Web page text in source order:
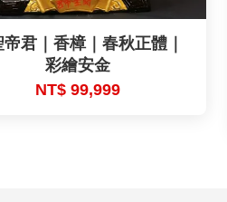
帝君｜香樟｜春秋正體｜
彩繪安金
NT$ 99,999